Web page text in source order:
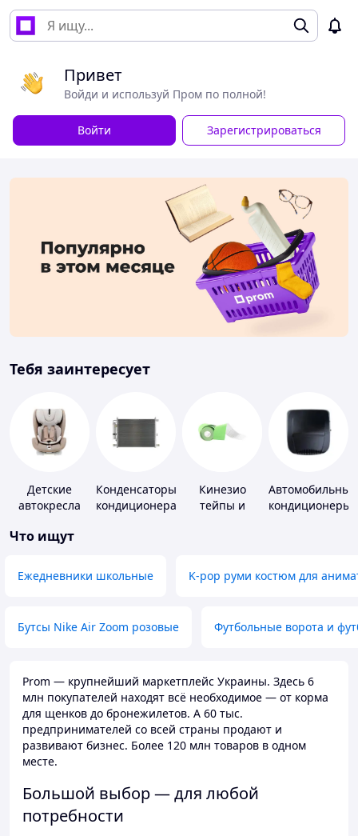
Привет
Войди и используй Пром по полной!
Войти Зарегистрироваться
Тебя заинтересует
Детские
автокресла
Конденсаторы
кондиционера
Кинезио
тейпы и
Автомобильные
кондиционеры
Что ищут
Ежедневники школьные K-pop руми костюм для
Бутсы Nike Air Zoom розовые Футбольные ворота и
Prom — крупнейший маркетплейс Украины. Здесь 6
млн покупателей находят всё необходимое — от корма
для щенков до бронежилетов. А 60 тыс.
предпринимателей со всей страны продают и
развивают бизнес. Более 120 млн товаров в одном
месте.
Большой выбор — для любой
потребности